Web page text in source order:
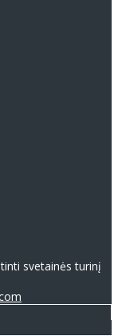
svetainės turinį